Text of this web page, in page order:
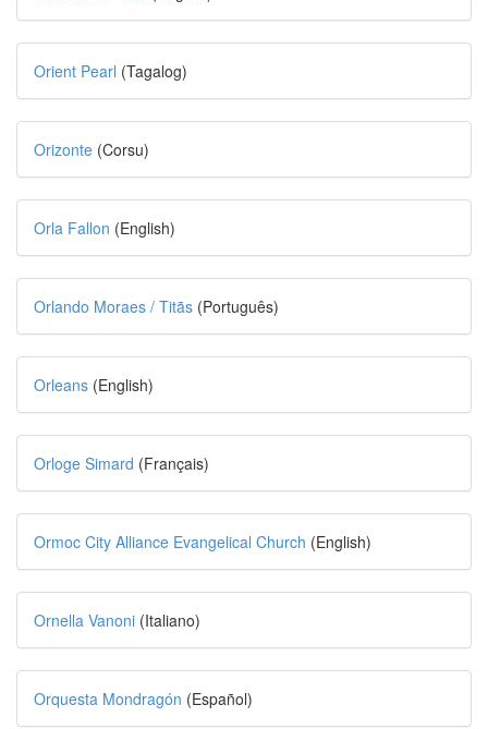
Orient Pearl (Tagalog)
Orizonte (Corsu)
Orla Fallon (English)
Orlando Moraes / Titãs (Português)
Orleans (English)
Orloge Simard (Français)
Ormoc City Alliance Evangelical Church (English)
Ornella Vanoni (Italiano)
Orquesta Mondragón (Español)